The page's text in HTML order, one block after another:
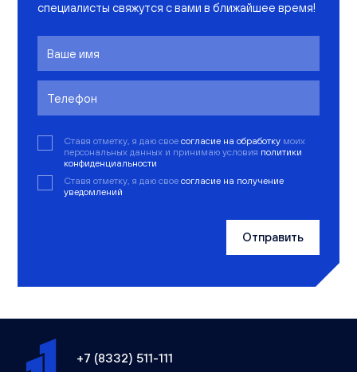
специалисты свяжутся с вами в ближайшее время!
Ставя отметку, я даю свое согласие на обработку моих
персональных данных и принимаю условия политики
конфиденциальности
Ставя отметку, я даю свое согласие на получение
уведомлений
Отправить
+7 (8332) 511-111